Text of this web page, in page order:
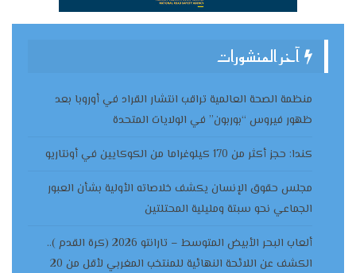
آخر المنشورات
منظمة الصحة العالمية تراقب انتشار القراد في أوروبا بعد
ظهور فيروس “بوربون” في الولايات المتحدة
كندا: حجز أكثر من 170 كيلوغراما من الكوكايين في أونتاريو
مجلس حقوق الإنسان يكشف خلاصاته الأولية بشأن العبور
الجماعي نحو سبتة ومليلية المحتلتين
ألعاب البحر الأبيض المتوسط – تارانتو 2026 (كرة القدم )..
الكشف عن اللائحة النهائية للمنتخب المغربي لأقل من 20